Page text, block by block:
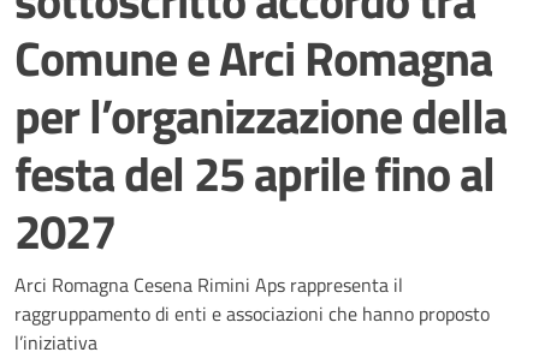
Comune e Arci Romagna
per l’organizzazione della
festa del 25 aprile fino al
2027
Dettagli della notizia
Arci Romagna Cesena Rimini Aps rappresenta il
raggruppamento di enti e associazioni che hanno proposto
l’iniziativa